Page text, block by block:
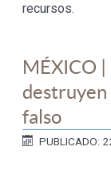
recursos.
MÉXICO
falso
PUBLICADO: